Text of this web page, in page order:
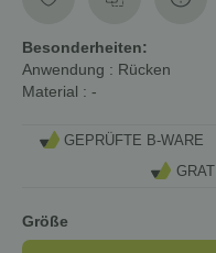
Besonderheiten:
Anwendung : Rücken
Material : -
GEPRÜFTE B-WARE
Größe